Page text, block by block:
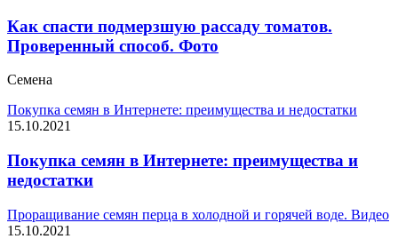
Как спасти подмерзшую рассаду томатов.
Проверенный способ. Фото
Семена
Покупка семян в Интернете: преимущества и недостатки
15.10.2021
Покупка семян в Интернете: преимущества и
недостатки
Проращивание семян перца в холодной и горячей воде. Видео
15.10.2021